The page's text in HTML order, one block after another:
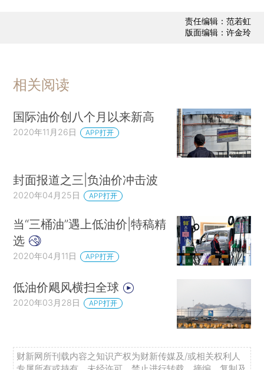
责任编辑：范若虹
版面编辑：许金玲
相关阅读
国际油价创八个月以来新高
2020年11月26日 APP打开
封面报道之三|负油价冲击波
2020年04月25日 APP打开
当“三桶油”遇上低油价|特稿精
选
2020年04月11日 APP打开
低油价飓风横扫全球
2020年03月28日 APP打开
财新网所刊载内容之知识产权为财新传媒及/或相关权利人